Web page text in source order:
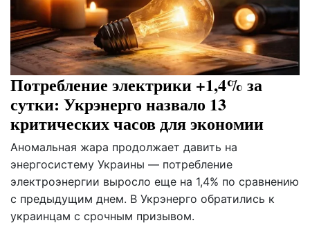
Потребление электрики +1,4% за
сутки: Укрэнерго назвало 13
критических часов для экономии
Аномальная жара продолжает давить на
энергосистему Украины — потребление
электроэнергии выросло еще на 1,4% по сравнению
с предыдущим днем. В Укрэнерго обратились к
украинцам с срочным призывом.